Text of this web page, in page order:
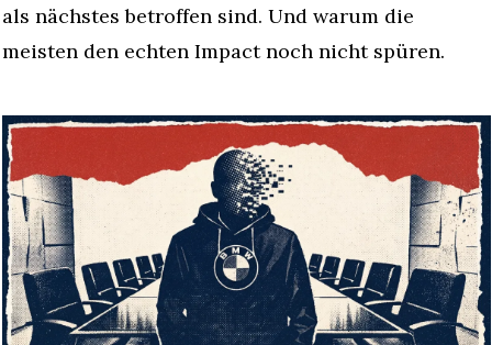
als nächstes betroffen sind. Und warum die
meisten den echten Impact noch nicht spüren.